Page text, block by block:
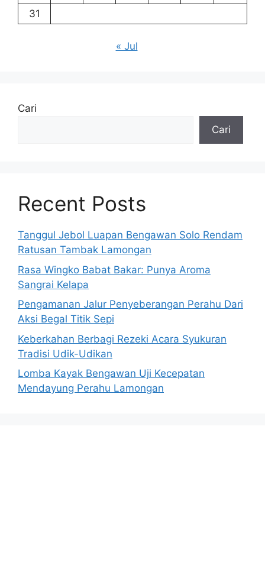
31
« Jul
Cari
Cari
Recent Posts
Tanggul Jebol Luapan Bengawan Solo Rendam
Ratusan Tambak Lamongan
Rasa Wingko Babat Bakar: Punya Aroma
Sangrai Kelapa
Pengamanan Jalur Penyeberangan Perahu Dari
Aksi Begal Titik Sepi
Keberkahan Berbagi Rezeki Acara Syukuran
Tradisi Udik-Udikan
Lomba Kayak Bengawan Uji Kecepatan
Mendayung Perahu Lamongan